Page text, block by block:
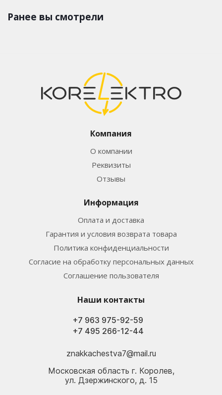
Ранее вы смотрели
Компания
О компании
Реквизиты
Отзывы
Информация
Оплата и доставка
Гарантия и условия возврата товара
Политика конфиденциальности
Согласие на обработку персональных данных
Соглашение пользователя
Наши контакты
+7 495 266-12-44
+7 963 975-92-59
znakkachestva7@mail.ru
Московская область г. Королев,
ул. Дзержинского, д. 15